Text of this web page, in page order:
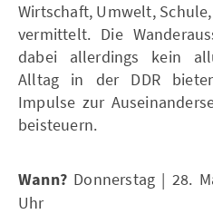
Wirtschaft, Umwelt,
vermittelt. Die
dabei allerdings kein
Alltag in der DDR
Impulse zur
beisteuern.
Wann? Donnerstag | 28.
Uhr